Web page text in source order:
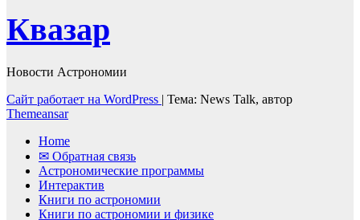
Квазар
Новости Астрономии
Сайт работает на WordPress | Тема: News Talk, автор
Themeansar
Home
✉ Обратная связь
Астрономические программы
Интерактив
Книги по астрономии
Книги по астрономии и физике